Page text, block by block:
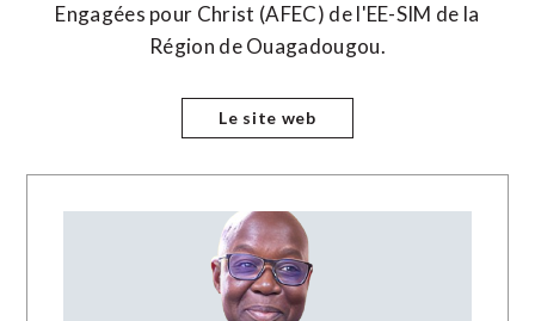
Engagées pour Christ (AFEC) de l'EE-SIM de la
Région de Ouagadougou.
Le site web